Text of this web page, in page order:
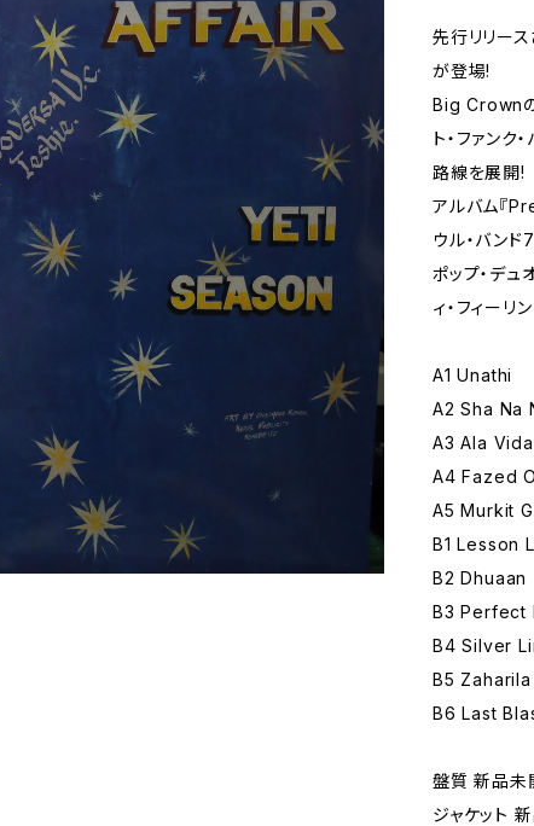
先行リリー
が登場!
Big Crown
ト・ファンク
路線を展開!
アルバム『
ウル・バン
ポップ・デ
ィ・フィーリ
A1 Unathi
A2 Sha Na
A3 Ala Vida
A4 Fazed
A5 Murkit
B1 Lesson
B2 Dhuaan
B3 Perfect
B4 Silver
B5 Zaharila
B6 Last
盤質 新品未
ジャケット